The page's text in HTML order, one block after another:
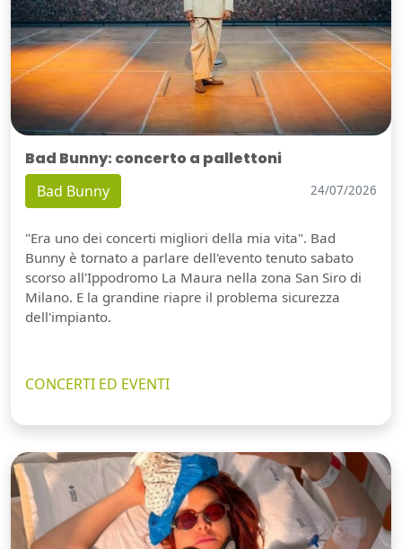
Bad Bunny: concerto a pallettoni
Bad Bunny 24/07/2026
"Era uno dei concerti migliori della mia vita". Bad
Bunny è tornato a parlare dell'evento tenuto sabato
scorso all'Ippodromo La Maura nella zona San Siro di
Milano. E la grandine riapre il problema sicurezza
dell'impianto.
CONCERTI ED EVENTI